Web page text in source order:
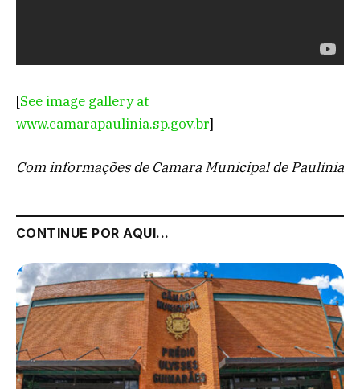
[See image gallery at
www.camarapaulinia.sp.gov.br]
Com informações de Camara Municipal de Paulínia
CONTINUE POR AQUI...